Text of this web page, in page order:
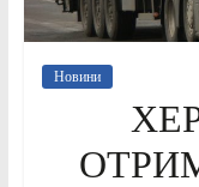
Новини